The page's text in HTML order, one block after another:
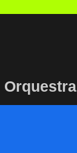
Orquestra